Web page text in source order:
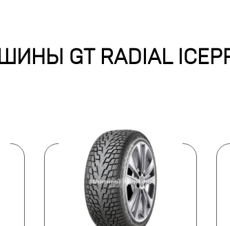
ШИНЫ GT RADIAL